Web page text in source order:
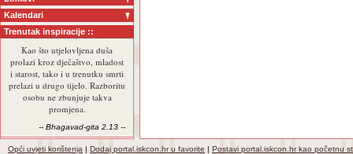
Kalendari
Trenutak inspiracije ::
Kao što utjelovljena duša
prolazi kroz dječaštvo, mladost
i starost, tako i u trenutku smrti
prelazi u drugo tijelo. Razboritu
osobu ne zbunjuje takva
promjena.
-- Bhagavad-gita 2.13 --
Opći uvjeti korištenja | Dodaj portal.iskcon.hr u favorite | Postavi portal.iskcon.hr kao početnu